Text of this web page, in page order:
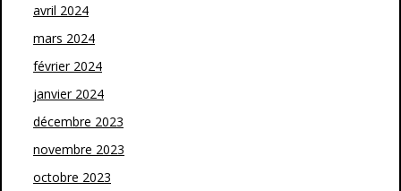
avril 2024
mars 2024
février 2024
janvier 2024
décembre 2023
novembre 2023
octobre 2023